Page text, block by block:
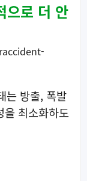
으로 더 안
는 방출, 폭발
을 최소화하도